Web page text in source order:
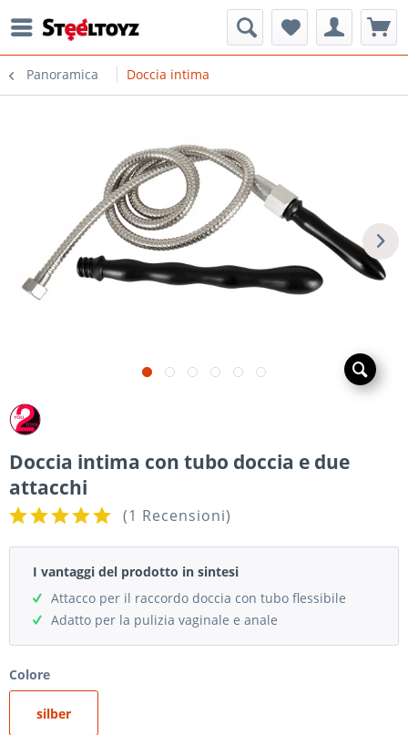
Panoramica Doccia intima
Doccia intima con tubo doccia e due
attacchi
(1 Recensioni)
I vantaggi del prodotto in sintesi
Attacco per il raccordo doccia con tubo flessibile
Adatto per la pulizia vaginale e anale
Colore
silber